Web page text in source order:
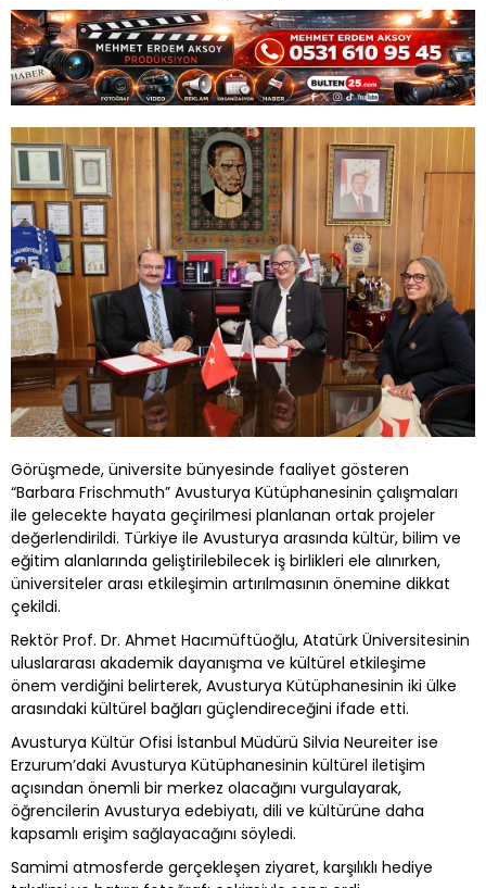
Görüşmede, üniversite bünyesinde faaliyet gösteren
“Barbara Frischmuth” Avusturya Kütüphanesinin çalışmaları
ile gelecekte hayata geçirilmesi planlanan ortak projeler
değerlendirildi. Türkiye ile Avusturya arasında kültür, bilim ve
eğitim alanlarında geliştirilebilecek iş birlikleri ele alınırken,
üniversiteler arası etkileşimin artırılmasının önemine dikkat
çekildi.
Rektör Prof. Dr. Ahmet Hacımüftüoğlu, Atatürk Üniversitesinin
uluslararası akademik dayanışma ve kültürel etkileşime
önem verdiğini belirterek, Avusturya Kütüphanesinin iki ülke
arasındaki kültürel bağları güçlendireceğini ifade etti.
Avusturya Kültür Ofisi İstanbul Müdürü Silvia Neureiter ise
Erzurum’daki Avusturya Kütüphanesinin kültürel iletişim
açısından önemli bir merkez olacağını vurgulayarak,
öğrencilerin Avusturya edebiyatı, dili ve kültürüne daha
kapsamlı erişim sağlayacağını söyledi.
Samimi atmosferde gerçekleşen ziyaret, karşılıklı hediye